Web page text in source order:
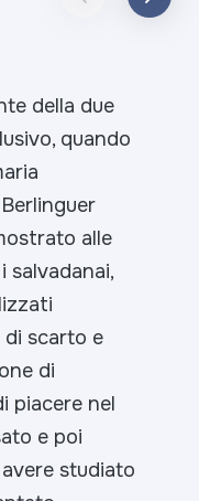
della due
quando
alle
salvadanai,
scarto e
di
piacere nel
e poi
studiato